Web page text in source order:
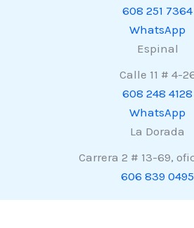
608 251 7364
WhatsApp
Espinal
Calle 11 # 4-
608 248 4128
WhatsApp
La Dorada
Carrera 2 # 13-69,
606 839 0495